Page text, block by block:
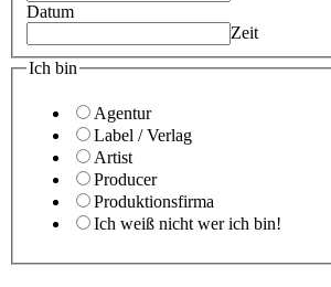
Datum
Zeit
Ich bin
Agentur
Label / Verlag
Artist
Producer
Produktionsfirma
Ich weiß nicht wer ich bin!